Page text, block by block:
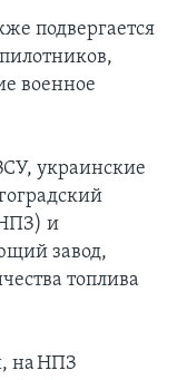
подвергается
военное
украинские
и
завод,
топлива
на НПЗ